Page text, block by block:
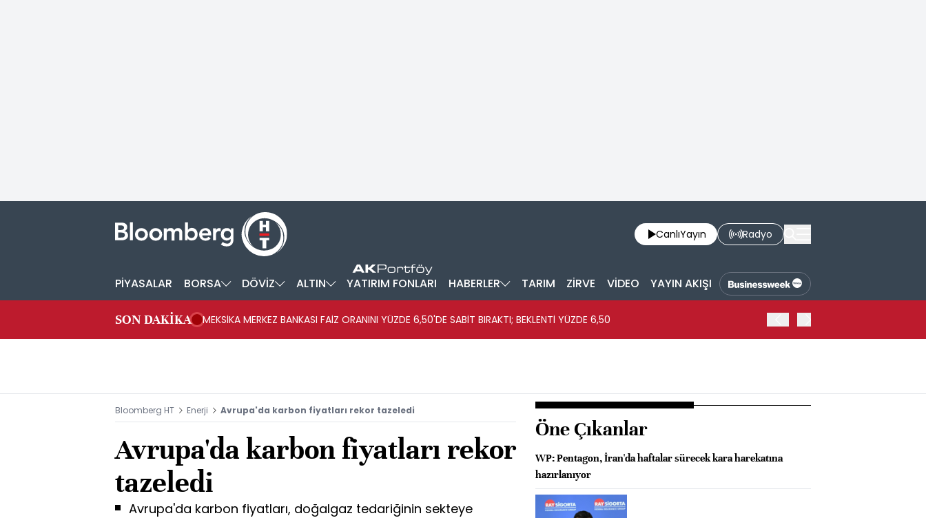
CanlıYayın Radyo
PİYASALAR BORSA DÖVİZ ALTIN YATIRIM FONLARI HABERLER TARIM ZİRVE VİDEO YAYIN AKIŞI
SON DAKİKA MEKSİKA MERKEZ BANKASI FAİZ ORANINI YÜZDE 6,50'DE SABİT BIRAKTI; BEKLENTİ YÜZDE 6,50
Bloomberg HT Enerji Avrupa'da karbon fiyatları rekor tazeledi
Avrupa'da karbon fiyatları rekor
tazeledi
Avrupa'da karbon fiyatları, doğalgaz tedariğinin sekteye
Öne Çıkanlar
WP: Pentagon, İran'da haftalar sürecek kara harekatına
hazırlanıyor